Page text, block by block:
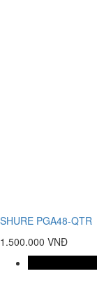
SHURE PGA48-QTR
1.500.000 VNĐ